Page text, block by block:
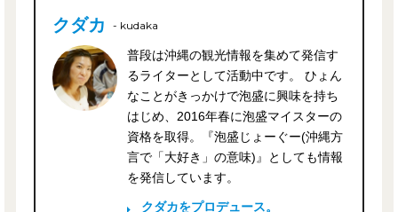
クダカ - kudaka
普段は沖縄の観光情報を集めて発信す
るライターとして活動中です。 ひょん
なことがきっかけで泡盛に興味を持ち
はじめ、2016年春に泡盛マイスターの
資格を取得。『泡盛じょーぐー(沖縄方
言で「大好き」の意味)』としても情報
を発信しています。
クダカをプロデュース。